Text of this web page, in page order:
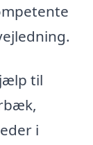
til
i